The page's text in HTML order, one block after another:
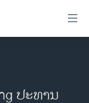
ປະທານ